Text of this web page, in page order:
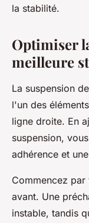
la stabilité.
Optimiser
meilleure
La suspension
l'un des
ligne droite. En
suspension,
adhérence et
Commencez
avant. Une
instable, tandis